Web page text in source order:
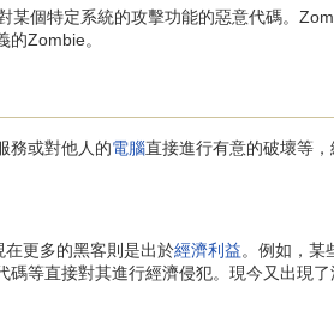
特定系統的攻擊功能的惡意代碼。
Zombie。
務或對他人的電腦直接進行有意的破壞等，
更多的黑客則是出於經濟利益。例如，某
等直接對其進行經濟侵犯。現今又出現